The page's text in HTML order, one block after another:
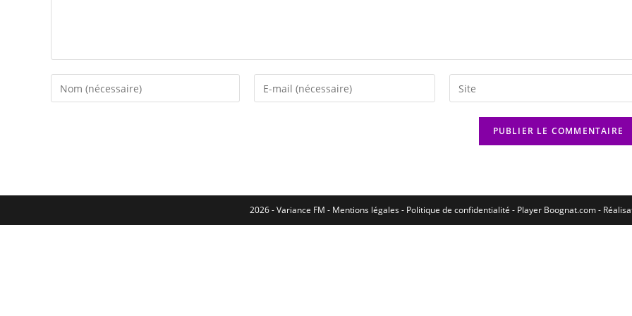
2026 - Variance FM - Mentions légales - Politique de confidentialité - Player Boognat.com-